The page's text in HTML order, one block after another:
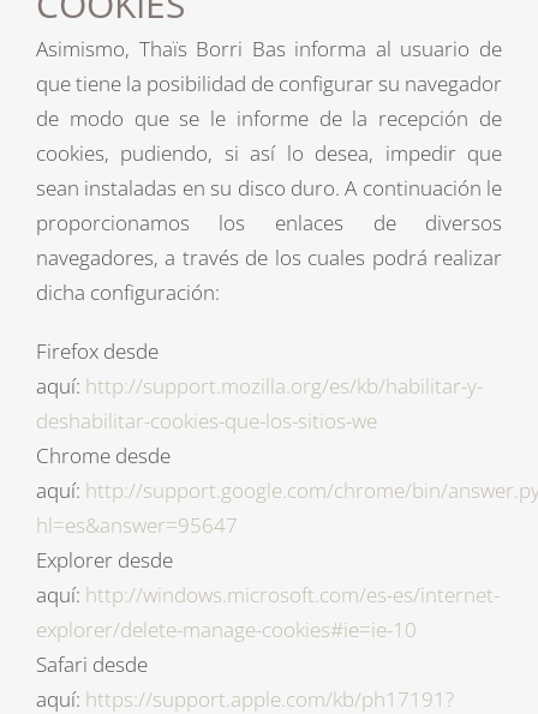
Asimismo, Thaïs Borri Bas informa al usuario de
que tiene la posibilidad de configurar su navegador
de modo que se le informe de la recepción de
cookies, pudiendo, si así lo desea, impedir que
sean instaladas en su disco duro. A continuación le
proporcionamos los enlaces de diversos
navegadores, a través de los cuales podrá realizar
dicha configuración:
Firefox desde
aquí: http://support.mozilla.org/es/kb/habilitar-y-
deshabilitar-cookies-que-los-sitios-we
Chrome desde
aquí: http://support.google.com/chrome/bin/
hl=es&answer=95647
Explorer desde
aquí: http://windows.microsoft.com/es-es/internet-
explorer/delete-manage-cookies#ie=ie-10
Safari desde
aquí: https://support.apple.com/kb/ph17191?